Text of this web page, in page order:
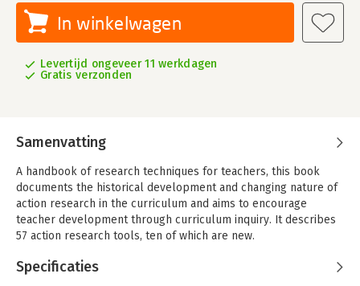
In winkelwagen
Levertijd ongeveer 11 werkdagen
Gratis verzonden
Samenvatting
A handbook of research techniques for teachers, this book
documents the historical development and changing nature of
action research in the curriculum and aims to encourage
teacher development through curriculum inquiry. It describes
57 action research tools, ten of which are new.
Specificaties